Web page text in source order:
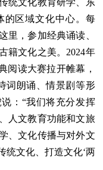
统文化教育研学、东
的区域文化中心。每
里，参加经典诵读、
籍文化之美。2024年
阅读大赛拉开帷幕，
词朗诵、情景剧等形
：“我们将充分发挥
人文教育功能和文旅
、文化传播与对外文
统文化、打造文化‘两